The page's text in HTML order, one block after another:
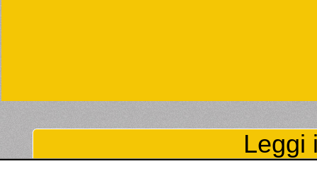
Leggi